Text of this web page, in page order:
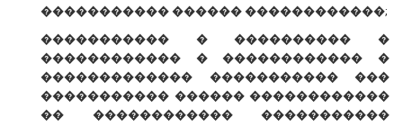
����������� ������ ������������;
����������� � ���������� �
������������ � ������������ �
������������� ����������� ���
����������� ������ ������������
�� ������������ �����������